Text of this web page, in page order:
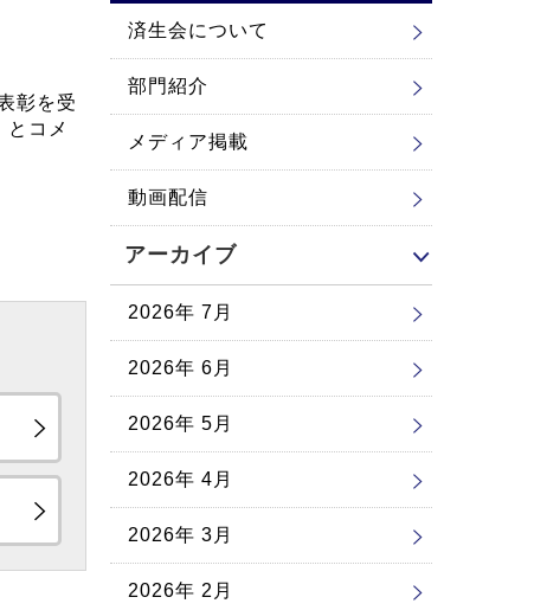
彰を受
コメ
済生会について
部門紹介
メディア掲載
動画配信
アーカイブ
2026年 7月
2026年 6月
2026年 5月
2026年 4月
2026年 3月
2026年 2月